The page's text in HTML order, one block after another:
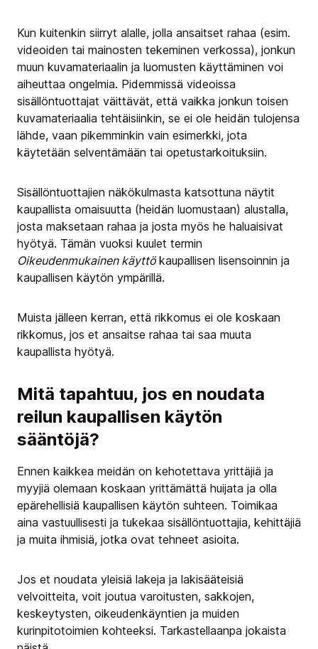
Kun kuitenkin siirryt alalle, jolla ansaitset rahaa (esim.
videoiden tai mainosten tekeminen verkossa), jonkun
muun kuvamateriaalin ja luomusten käyttäminen voi
aiheuttaa ongelmia. Pidemmissä videoissa
sisällöntuottajat väittävät, että vaikka jonkun toisen
kuvamateriaalia tehtäisiinkin, se ei ole heidän tulojensa
lähde, vaan pikemminkin vain esimerkki, jota
käytetään selventämään tai opetustarkoituksiin.
Sisällöntuottajien näkökulmasta katsottuna näytit
kaupallista omaisuutta (heidän luomustaan) alustalla,
josta maksetaan rahaa ja josta myös he haluaisivat
hyötyä. Tämän vuoksi kuulet termin
Oikeudenmukainen käyttö kaupallisen lisensoinnin ja
kaupallisen käytön ympärillä.
Muista jälleen kerran, että rikkomus ei ole koskaan
rikkomus, jos et ansaitse rahaa tai saa muuta
kaupallista hyötyä.
Mitä tapahtuu, jos en noudata
reilun kaupallisen käytön
sääntöjä?
Ennen kaikkea meidän on kehotettava yrittäjiä ja
myyjiä olemaan koskaan yrittämättä huijata ja olla
epärehellisiä kaupallisen käytön suhteen. Toimikaa
aina vastuullisesti ja tukekaa sisällöntuottajia, kehittäjiä
ja muita ihmisiä, jotka ovat tehneet asioita.
Jos et noudata yleisiä lakeja ja lakisääteisiä
velvoitteita, voit joutua varoitusten, sakkojen,
keskeytysten, oikeudenkäyntien ja muiden
kurinpitotoimien kohteeksi. Tarkastellaanpa jokaista